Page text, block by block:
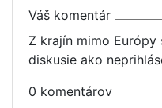
Váš komentár
Z krajín mimo
diskusie ako
0 komentárov